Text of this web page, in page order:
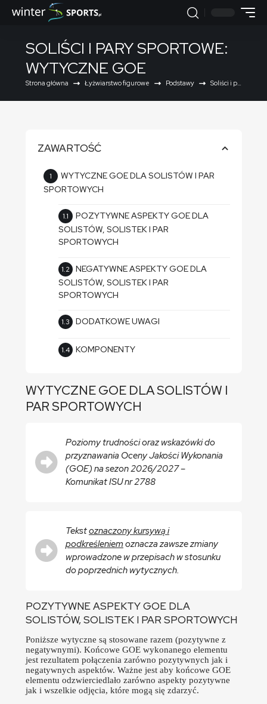
SOLIŚCI I PARY SPORTOWE:
WYTYCZNE GOE
Strona główna Łyżwiarstwo figurowe Podstawy Soliści i pary sportowe: wytyczne GOE
ZAWARTOŚĆ
WYTYCZNE GOE DLA SOLISTÓW I PAR
SPORTOWYCH
POZYTYWNE ASPEKTY GOE DLA
SOLISTÓW, SOLISTEK I PAR
SPORTOWYCH
NEGATYWNE ASPEKTY GOE DLA
SOLISTÓW, SOLISTEK I PAR
SPORTOWYCH
DODATKOWE UWAGI
KOMPONENTY
WYTYCZNE GOE DLA SOLISTÓW I
PAR SPORTOWYCH
Poziomy trudności oraz wskazówki do
przyznawania Oceny Jakości Wykonania
(GOE) na sezon 2026/2027 –
Komunikat ISU nr 2788
Tekstoznaczony kursywą i
podkreśleniemoznacza zawsze zmiany
wprowadzone w przepisach w stosunku
do poprzednich wytycznych.
POZYTYWNE ASPEKTY GOE DLA
SOLISTÓW, SOLISTEK I PAR SPORTOWYCH
Poniższe wytyczne są stosowane razem (pozytywne z
negatywnymi). Końcowe GOE wykonanego elementu
jest rezultatem połączenia zarówno pozytywnych jak i
negatywnych aspektów. Ważne jest aby końcowe GOE
elementu odzwierciedlało zarówno aspekty pozytywne
jak i wszelkie odjęcia, które mogą się zdarzyć.